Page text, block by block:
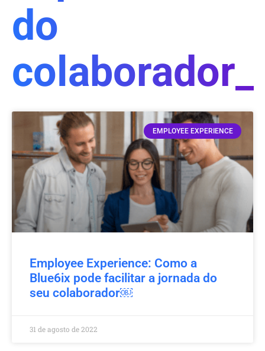
do
colaborador_
EMPLOYEE EXPERIENCE
Employee Experience: Como a
Blue6ix pode facilitar a jornada do
seu colaborador￼
31 de agosto de 2022